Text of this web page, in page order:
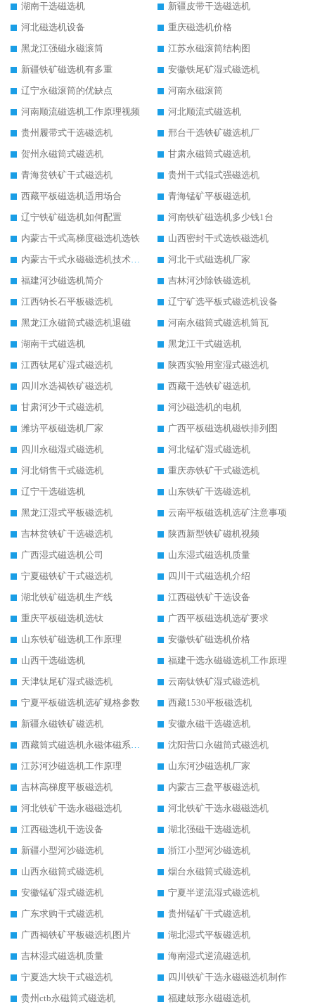
湖南干选磁选机
新疆皮带干选磁选机
河北磁选机设备
重庆磁选机价格
黑龙江强磁永磁滚筒
江苏永磁滚筒结构图
新疆铁矿磁选机有多重
安徽铁尾矿湿式磁选机
辽宁永磁滚筒的优缺点
河南永磁滚筒
河南顺流磁选机工作原理视频
河北顺流式磁选机
贵州履带式干选磁选机
邢台干选铁矿磁选机厂
贺州永磁筒式磁选机
甘肃永磁筒式磁选机
青海贫铁矿干式磁选机
贵州干式辊式强磁选机
西藏平板磁选机适用场合
青海锰矿平板磁选机
辽宁铁矿磁选机如何配置
河南铁矿磁选机多少钱1台
内蒙古干式高梯度磁选机选铁
山西密封干式选铁磁选机
内蒙古干式永磁磁选机技术要求
河北干式磁选机厂家
福建河沙磁选机简介
吉林河沙除铁磁选机
江西钠长石平板磁选机
辽宁矿选平板式磁选机设备
黑龙江永磁筒式磁选机退磁
河南永磁筒式磁选机筒瓦
湖南干式磁选机
黑龙江干式磁选机
江西钛尾矿湿式磁选机
陕西实验用室湿式磁选机
四川水选褐铁矿磁选机
西藏干选铁矿磁选机
甘肃河沙干式磁选机
河沙磁选机的电机
潍坊平板磁选机厂家
广西平板磁选机磁铁排列图
四川永磁湿式磁选机
河北锰矿湿式磁选机
河北销售干式磁选机
重庆赤铁矿干式磁选机
辽宁干选磁选机
山东铁矿干选磁选机
黑龙江湿式平板磁选机
云南平板磁选机选矿注意事项
吉林贫铁矿干选磁选机
陕西新型铁矿磁机视频
广西湿式磁选机公司
山东湿式磁选机质量
宁夏磁铁矿干式磁选机
四川干式磁选机介绍
湖北铁矿磁选机生产线
江西磁铁矿干选设备
重庆平板磁选机选钛
广西平板磁选机选矿要求
山东铁矿磁选机工作原理
安徽铁矿磁选机价格
山西干选磁选机
福建干选永磁磁选机工作原理
天津钛尾矿湿式磁选机
云南钛铁矿湿式磁选机
宁夏平板磁选机选矿规格参数
西藏1530平板磁选机
新疆永磁铁矿磁选机
安徽永磁干选磁选机
西藏筒式磁选机永磁体磁系设计
沈阳营口永磁筒式磁选机
江苏河沙磁选机工作原理
山东河沙磁选机厂家
吉林高梯度平板磁选机
内蒙古三盘平板磁选机
河北铁矿干选永磁磁选机
河北铁矿干选永磁磁选机
江西磁选机干选设备
湖北强磁干选磁选机
新疆小型河沙磁选机
浙江小型河沙磁选机
山西永磁筒式磁选机
烟台永磁筒式磁选机
安徽锰矿湿式磁选机
宁夏半逆流湿式磁选机
广东求购干式磁选机
贵州锰矿干式磁选机
广西褐铁矿平板磁选机图片
湖北湿式平板磁选机
吉林湿式磁选机质量
海南湿式逆流磁选机
宁夏选大块干式磁选机
四川铁矿干选永磁磁选机制作
贵州ctb永磁筒式磁选机
福建鼓形永磁磁选机